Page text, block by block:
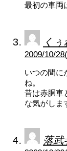
最初の車両
く
2009/10/
いつの間に
ね。
昔は赤胴車
な気がしま
落武